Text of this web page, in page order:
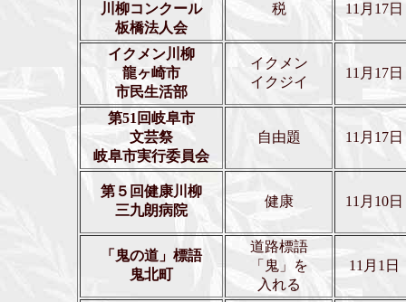
川柳コンクール
板橋法人会
税 11月17日
イクメン川柳
龍ヶ崎市
市民生活部
イクメン
イクジイ
11月17日
第51回岐阜市
文芸祭
岐阜市実行委員会
自由題 11月17日
第５回健康川柳
三九朗病院
健康 11月10日
「鬼の道」標語
鬼北町
道路標語
「鬼」を
入れる
11月1日